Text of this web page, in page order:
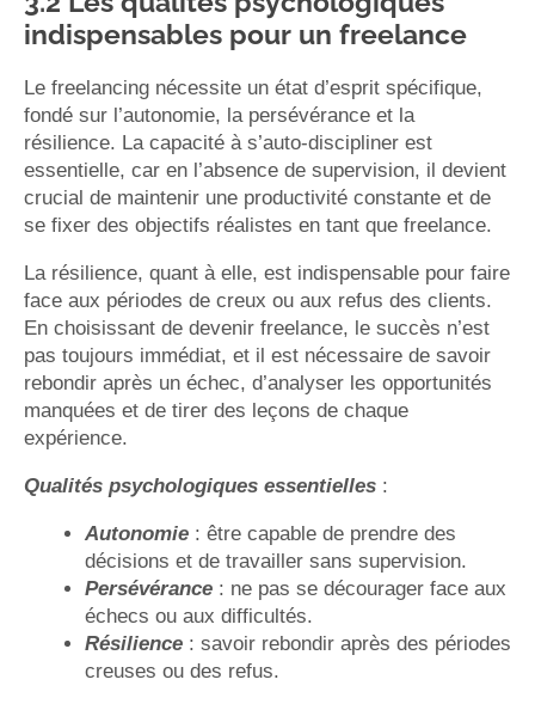
indispensables pour un freelance
Le freelancing nécessite un état d’esprit spécifique,
fondé sur l’autonomie, la persévérance et la
résilience. La capacité à s’auto-discipliner est
essentielle, car en l’absence de supervision, il devient
crucial de maintenir une productivité constante et de
se fixer des objectifs réalistes en tant que freelance.
La résilience, quant à elle, est indispensable pour faire
face aux périodes de creux ou aux refus des clients.
En choisissant de devenir freelance, le succès n’est
pas toujours immédiat, et il est nécessaire de savoir
rebondir après un échec, d’analyser les opportunités
manquées et de tirer des leçons de chaque
expérience.
Qualités psychologiques essentielles :
Autonomie : être capable de prendre des
décisions et de travailler sans supervision.
Persévérance : ne pas se décourager face aux
échecs ou aux difficultés.
Résilience : savoir rebondir après des périodes
creuses ou des refus.